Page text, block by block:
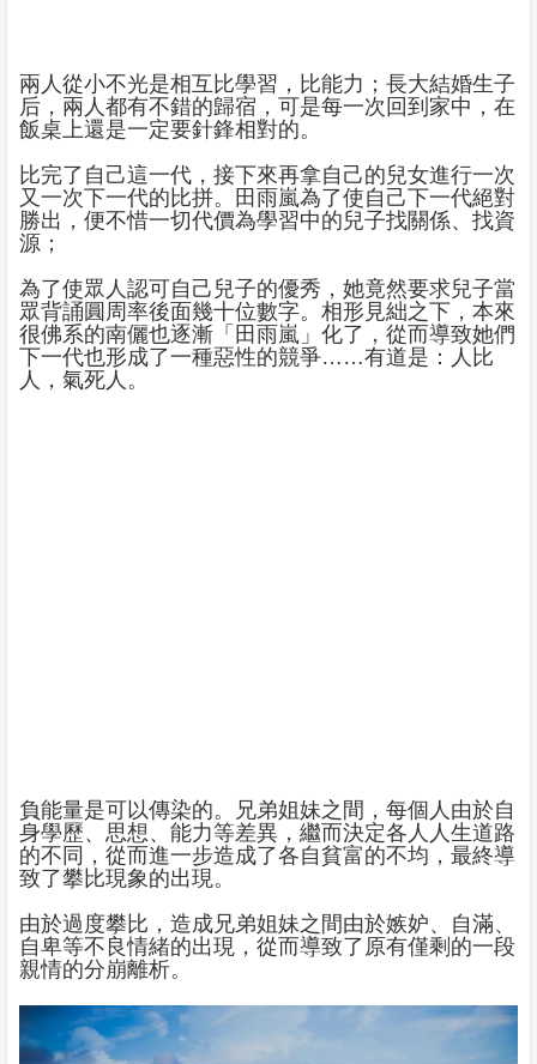
兩人從小不光是相互比學習，比能力；長大結婚生子
后，兩人都有不錯的歸宿，可是每一次回到家中，在
飯桌上還是一定要針鋒相對的。
比完了自己這一代，接下來再拿自己的兒女進行一次
又一次下一代的比拼。田雨嵐為了使自己下一代絕對
勝出，便不惜一切代價為學習中的兒子找關係、找資
源；
為了使眾人認可自己兒子的優秀，她竟然要求兒子當
眾背誦圓周率後面幾十位數字。相形見絀之下，本來
很佛系的南儷也逐漸「田雨嵐」化了，從而導致她們
下一代也形成了一種惡性的競爭……有道是：人比
人，氣死人。
負能量是可以傳染的。兄弟姐妹之間，每個人由於自
身學歷、思想、能力等差異，繼而決定各人人生道路
的不同，從而進一步造成了各自貧富的不均，最終導
致了攀比現象的出現。
由於過度攀比，造成兄弟姐妹之間由於嫉妒、自滿、
自卑等不良情緒的出現，從而導致了原有僅剩的一段
親情的分崩離析。